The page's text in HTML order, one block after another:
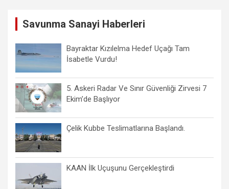
Savunma Sanayi Haberleri
Bayraktar Kızılelma Hedef Uçağı Tam
İsabetle Vurdu!
5. Askeri Radar Ve Sınır Güvenliği Zirvesi 7
Ekim’de Başlıyor
Çelik Kubbe Teslimatlarına Başlandı.
KAAN İlk Uçuşunu Gerçekleştirdi